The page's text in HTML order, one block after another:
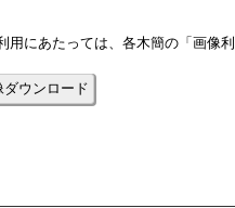
用にあたっては、各木簡の「画像
ダウンロード